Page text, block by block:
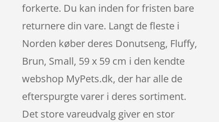
forkerte. Du kan inden for fristen bare
returnere din vare. Langt de fleste i
Norden køber deres Donutseng, Fluffy,
Brun, Small, 59 x 59 cm i den kendte
webshop MyPets.dk, der har alle de
efterspurgte varer i deres sortiment.
Det store vareudvalg giver en stor